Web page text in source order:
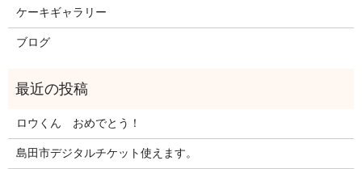
ケーキギャラリー
ブログ
ロウくん おめでとう！
島田市デジタルチケット使えます。